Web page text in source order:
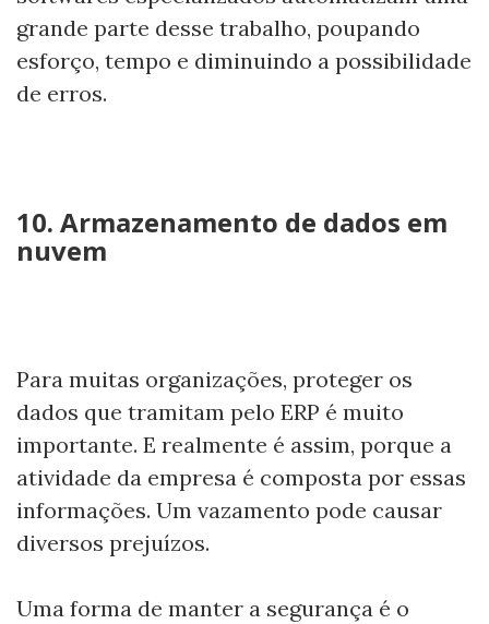
grande parte desse trabalho, poupando
esforço, tempo e diminuindo a possibilidade
de erros.
10. Armazenamento de dados em
nuvem
Para muitas organizações, proteger os
dados que tramitam pelo ERP é muito
importante. E realmente é assim, porque a
atividade da empresa é composta por essas
informações. Um vazamento pode causar
diversos prejuízos.
Uma forma de manter a segurança é o